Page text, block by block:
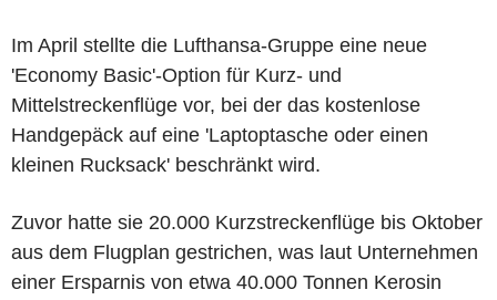
Im April stellte die Lufthansa-Gruppe eine neue
'Economy Basic'-Option für Kurz- und
Mittelstreckenflüge vor, bei der das kostenlose
Handgepäck auf eine 'Laptoptasche oder einen
kleinen Rucksack' beschränkt wird.
Zuvor hatte sie 20.000 Kurzstreckenflüge bis Oktober
aus dem Flugplan gestrichen, was laut Unternehmen
einer Ersparnis von etwa 40.000 Tonnen Kerosin